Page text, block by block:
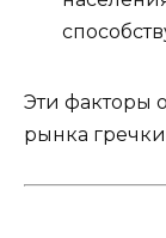
Эти факторы
рынка